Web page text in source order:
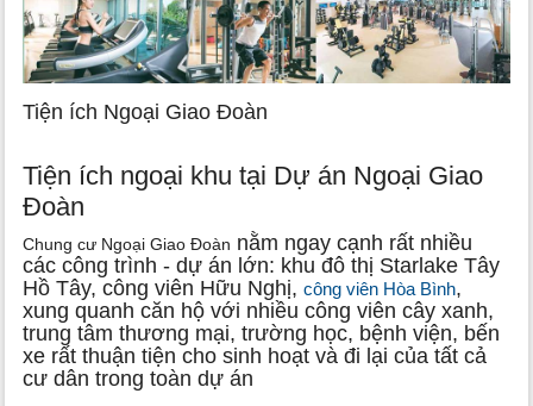
Tiện ích Ngoại Giao Đoàn
Tiện ích ngoại khu tại Dự án Ngoại Giao
Đoàn
Chung cư Ngoại Giao Đoàn nằm ngay cạnh rất nhiều
các công trình - dự án lớn: khu đô thị Starlake Tây
Hồ Tây, công viên Hữu Nghị,công viên Hòa Bình,
xung quanh căn hộ với nhiều công viên cây xanh,
trung tâm thương mại, trường học, bệnh viện, bến
xe rất thuận tiện cho sinh hoạt và đi lại của tất cả
cư dân trong toàn dự án